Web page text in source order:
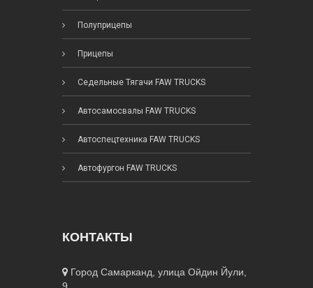
Полуприцепы
Прицепы
Седельные Тягачи FAW TRUCKS
Автосамосвалы FAW TRUCKS
Автоспецтехника FAW TRUCKS
Автофургон FAW TRUCKS
КОНТАКТЫ
Город Самарканд, улица Ойдин Йули,